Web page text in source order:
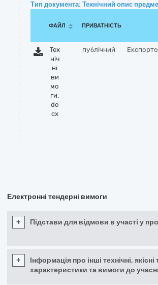
Тип документа: Технічний опис
ФАЙЛ ПРИВАТНІСТЬ
Тех
ніч
ні
ви
мо
ги.
do
cx
публічний
Електронні тендерні вимоги
+ Підстави для відмови в участі у
+
Інформація про інші технічні, якісні
характеристики та вимоги до